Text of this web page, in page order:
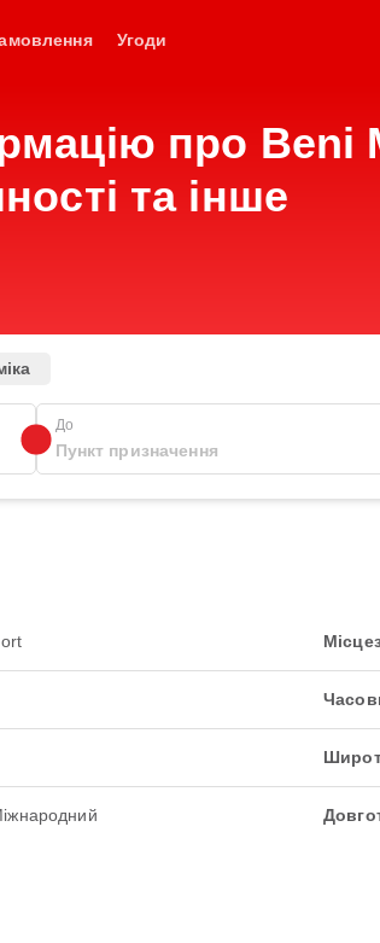
Угоди
про Beni
та інше
До